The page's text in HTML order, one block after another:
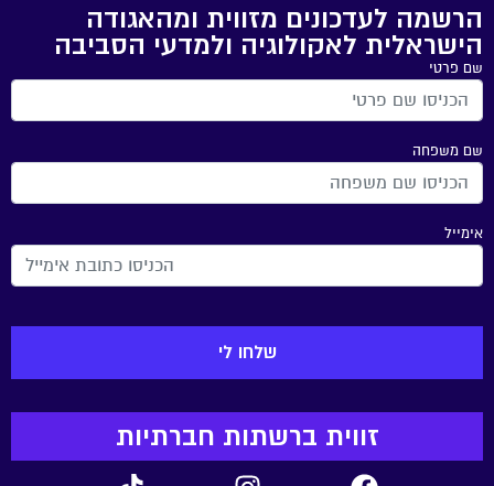
הרשמה לעדכונים מזווית ומהאגודה
הישראלית לאקולוגיה ולמדעי הסביבה
שם פרטי
שם משפחה
אימייל
זווית ברשתות חברתיות